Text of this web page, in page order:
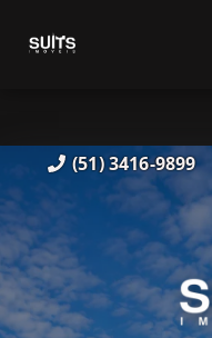
(51) 3416-9899